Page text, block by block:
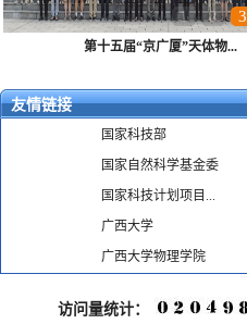
1 2 3
第十五届“京广厦”天体物...
友情链接
国家科技部
国家自然科学基金委
国家科技计划项目...
广西大学
广西大学物理学院
访问量统计：